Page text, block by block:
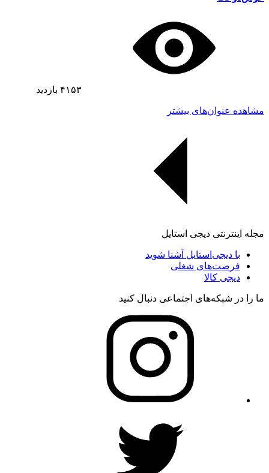
۴۱۵۳ بازدید
مشاهده عنوان‌های بیشتر
مجله اینترنتی دیجی استایل
با دیجی‌استایل آشنا شوید
فرصت‌های شغلی
دیجی کالا
ما را در شبکه‌های اجتماعی دنبال کنید